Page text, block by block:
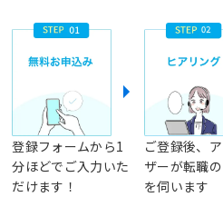
登録フォームから1
分ほどでご入力いた
だけます！
ご登録後、
ザーが転職
を伺います